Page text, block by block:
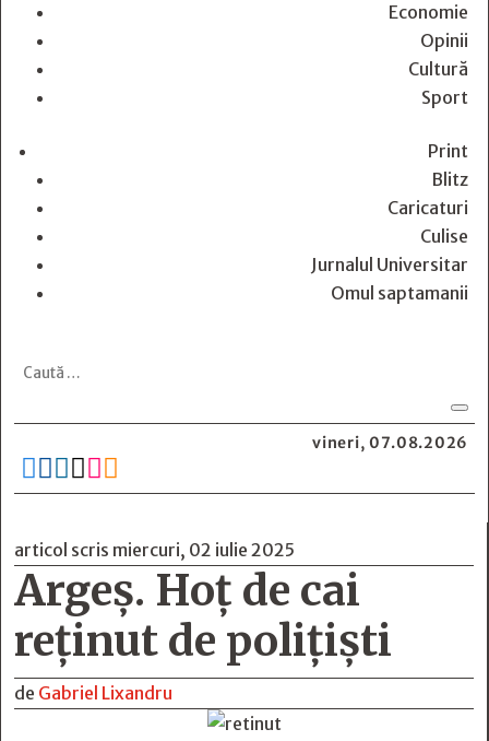
Economie
Opinii
Cultură
Sport
Print
Blitz
Caricaturi
Culise
Jurnalul Universitar
Omul saptamanii
vineri, 07.08.2026
     
articol scris miercuri, 02 iulie 2025
Argeș. Hoț de cai
reținut de polițiști
de Gabriel Lixandru